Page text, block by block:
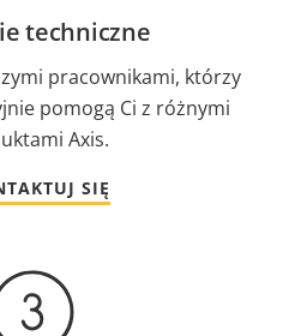
techniczne
pracownikami, którzy
pomogą Ci z różnymi
Axis.
SIĘ